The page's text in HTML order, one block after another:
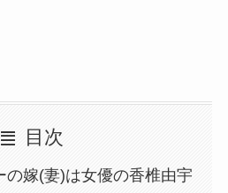
目次
の嫁(妻)は女優の香椎由宇